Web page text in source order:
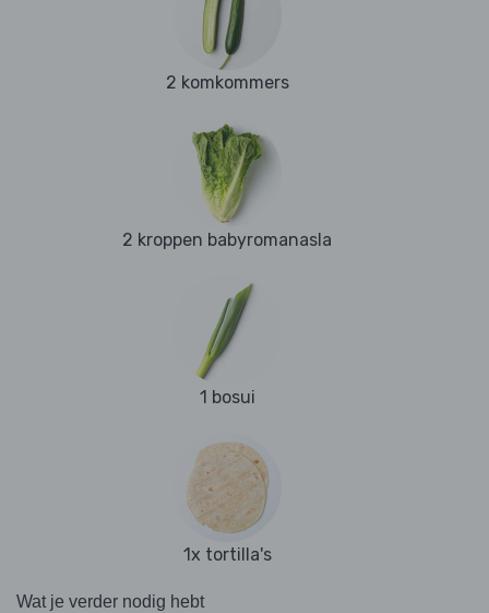
2 komkommers
2 kroppen babyromanasla
1 bosui
1x tortilla's
Wat je verder nodig hebt